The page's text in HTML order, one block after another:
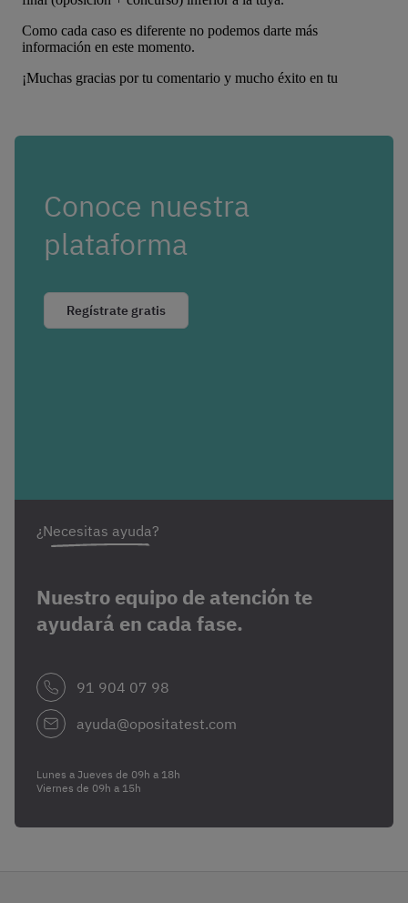
Conoce nuestra
plataforma
Regístrate gratis
¿Necesitas ayuda?
Nuestro equipo de atención te
ayudará en cada fase.
91 904 07 98
ayuda@opositatest.com
Lunes a Jueves de 09h a 18h
Viernes de 09h a 15h